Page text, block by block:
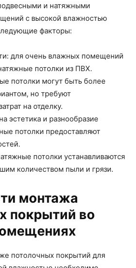
и натяжными
с высокой влажностью
факторы:
для очень влажных помещений
потолки из ПВХ.
потолки могут быть более
но требуют
на отделку.
эстетика и разнообразие
потолки предоставляют
потолки устанавливаются
количеством пыли и грязи.
монтажа
покрытий во
потолочных покрытий для